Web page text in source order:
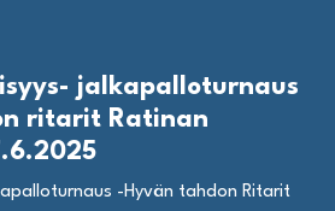
jalkapalloturnaus
ritarit Ratinan
-Hyvän tahdon Ritarit